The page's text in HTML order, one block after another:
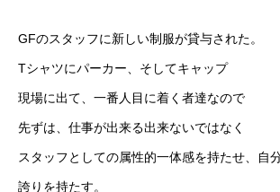
お問い合わせ
採用情報
GFのスタッフに新しい制服が貸与された。
Tシャツにパーカー、そしてキャップ
現場に出て、一番人目に着く者達なので
先ずは、仕事が出来る出来ないではなく
スタッフとしての属性的一体感を持たせ、自
誇りを持たす。